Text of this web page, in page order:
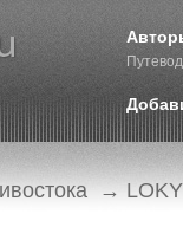
→ LOKY